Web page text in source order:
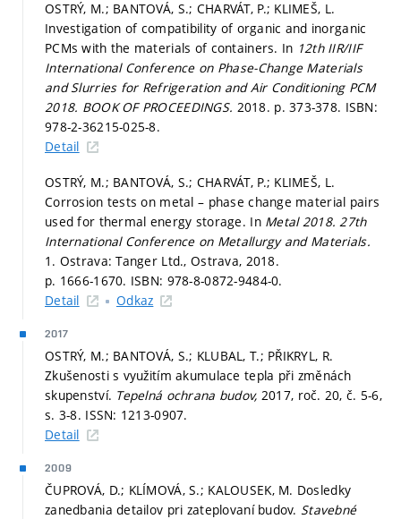
OSTRÝ, M.; BANTOVÁ, S.; CHARVÁT, P.; KLIMEŠ, L.
Investigation of compatibility of organic and inorganic
PCMs with the materials of containers. In 12th IIR/IIF
International Conference on Phase-Change Materials
and Slurries for Refrigeration and Air Conditioning PCM
2018. BOOK OF PROCEEDINGS. 2018. p. 373-378. ISBN:
978-2-36215-025-8.
Detail
OSTRÝ, M.; BANTOVÁ, S.; CHARVÁT, P.; KLIMEŠ, L.
Corrosion tests on metal – phase change material pairs
used for thermal energy storage. In Metal 2018. 27th
International Conference on Metallurgy and Materials.
1. Ostrava: Tanger Ltd., Ostrava, 2018.
p. 1666-1670. ISBN: 978-8-0872-9484-0.
Detail
Odkaz
2017
OSTRÝ, M.; BANTOVÁ, S.; KLUBAL, T.; PŘIKRYL, R.
Zkušenosti s využitím akumulace tepla při změnách
skupenství. Tepelná ochrana budov, 2017, roč. 20, č. 5-6,
s. 3-8. ISSN: 1213-0907.
Detail
2009
ČUPROVÁ, D.; KLÍMOVÁ, S.; KALOUSEK, M. Dosledky
zanedbania detailov pri zateplovaní budov. Stavebné